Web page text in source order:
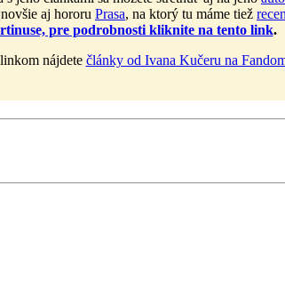
aj hororu Prasa, na ktorý tu máme tiež
pre podrobnosti kliknite na tento link.
nájdete články od Ivana Kučeru na